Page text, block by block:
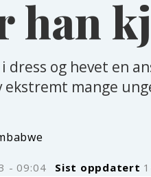
han
dress og hevet en
ekstremt mange
- 09:04 Sist oppdatert